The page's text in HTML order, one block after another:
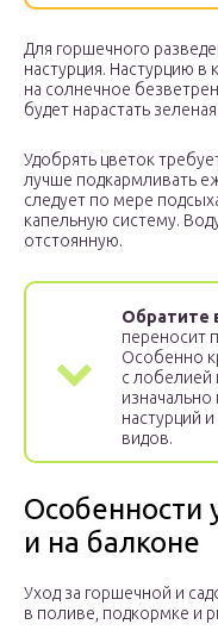
Для горшечного
настурция. Настурцию в
на солнечное
будет нарастать
Удобрять цветок
лучше подкармливать
следует по мере
капельную систему.
отстоянную.
Обратите
переносит
Особенно
с лобелией
настурций
видов.
Особенности
и на балконе
Уход за горшечной и
в поливе, подкормке и